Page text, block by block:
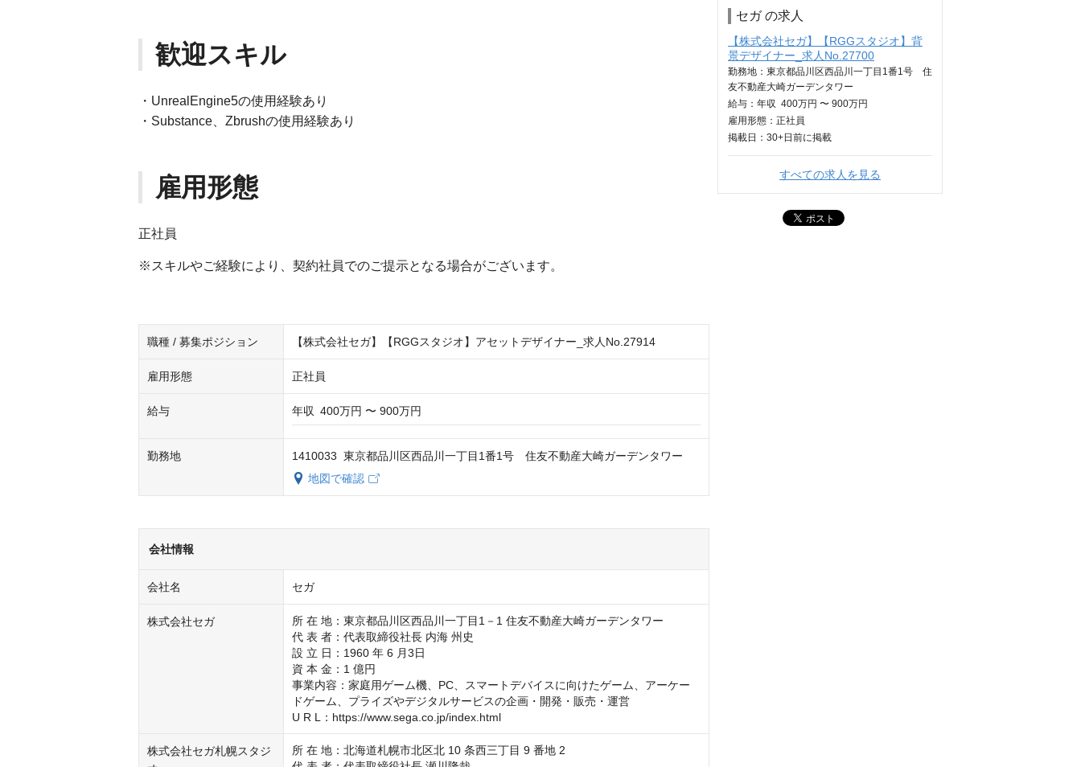
歓迎スキル
・UnrealEngine5の使用経験あり
・Substance、Zbrushの使用経験あり
雇用形態
正社員
※スキルやご経験により、契約社員でのご提示となる場合がございます。
職種 / 募集ポジション 【株式会社セガ】【RGGスタジオ】アセットデザイナー_求人No.27914
雇用形態 正社員
給与 年収 400万円 〜 900万円
勤務地
1410033 東京都品川区西品川一丁目1番1号 住友不動産大崎ガーデンタワー
地図で確認
会社情報
会社名 セガ
株式会社セガ
所 在 地：東京都品川区西品川一丁目1－1 住友不動産大崎ガーデンタワー
代 表 者：代表取締役社長 内海 州史
設 立 日：1960 年 6 月3日
資 本 金：1 億円
事業内容：家庭用ゲーム機、PC、スマートデバイスに向けたゲーム、アーケー
ドゲーム、プライズやデジタルサービスの企画・開発・販売・運営
U R L：https://www.sega.co.jp/index.html
株式会社セガ札幌スタジ
所 在 地：北海道札幌市北区北 10 条西三丁目 9 番地 2
セガ の求人
【株式会社セガ】【RGGスタジオ】背
景デザイナー_求人No.27700
勤務地：東京都品川区西品川一丁目1番1号 住
友不動産大崎ガーデンタワー
給与： 年収 400万円 〜 900万円
雇用形態：正社員
掲載日： 30+日 前に掲載
すべての求人を見る